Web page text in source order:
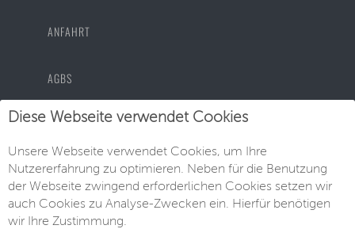
ANFAHRT
AGBS
DATENSCHUTZ
IMPRESSUM
Diese Webseite verwendet Cookies
Unsere Webseite verwendet Cookies, um Ihre
Nutzererfahrung zu optimieren. Neben für die Benutzung
der Webseite zwingend erforderlichen Cookies setzen wir
auch Cookies zu Analyse-Zwecken ein. Hierfür benötigen
wir Ihre Zustimmung.